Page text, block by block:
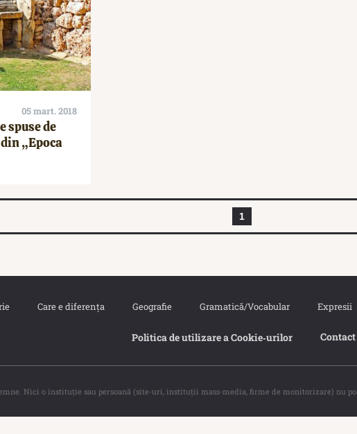
05 mart. 2018
spuse de
„Epoca
1
Care e diferența Geografie Gramatică/Vocabular Expresii
Politica de utilizare a Cookie‐urilor Contact
Nici o instituţie sau persoană (site-uri, instituţii mass-media, firme de monitorizare) nu